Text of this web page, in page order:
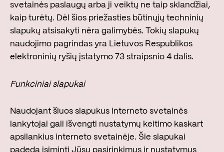
svetainės paslaugų arba ji veiktų ne taip sklandžiai,
kaip turėtų. Dėl šios priežasties būtinųjų techninių
slapukų atsisakyti nėra galimybės. Tokių slapukų
naudojimo pagrindas yra Lietuvos Respublikos
elektroninių ryšių įstatymo 73 straipsnio 4 dalis.
Funkciniai slapukai
Naudojant šiuos slapukus interneto svetainės
lankytojai gali išvengti nustatymų keitimo kaskart
apsilankius interneto svetainėje. Šie slapukai
padeda įsiminti Jūsų pasirinkimus ir nustatymus